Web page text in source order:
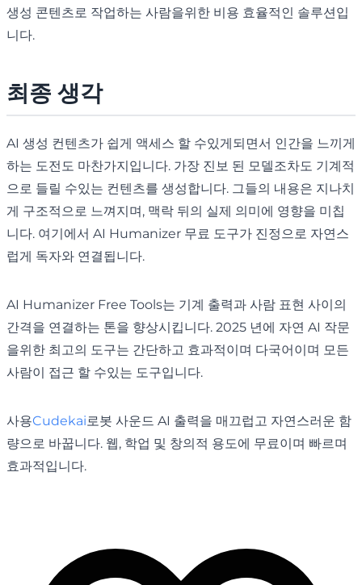
생성 콘텐츠로 작업하는 사람을위한 비용 효율적인 솔루션입
니다.
최종 생각
AI 생성 컨텐츠가 쉽게 액세스 할 수있게되면서 인간을 느끼게
하는 도전도 마찬가지입니다. 가장 진보 된 모델조차도 기계적
으로 들릴 수있는 컨텐츠를 생성합니다. 그들의 내용은 지나치
게 구조적으로 느껴지며, 맥락 뒤의 실제 의미에 영향을 미칩
니다. 여기에서 AI Humanizer 무료 도구가 진정으로 자연스
럽게 독자와 연결됩니다.
AI Humanizer Free Tools는 기계 출력과 사람 표현 사이의
간격을 연결하는 톤을 향상시킵니다. 2025 년에 자연 AI 작문
을위한 최고의 도구는 간단하고 효과적이며 다국어이며 모든
사람이 접근 할 수있는 도구입니다.
사용Cudekai 로봇 사운드 AI 출력을 매끄럽고 자연스러운 함
량으로 바꿉니다. 웹, 학업 및 창의적 용도에 무료이며 빠르며
효과적입니다.